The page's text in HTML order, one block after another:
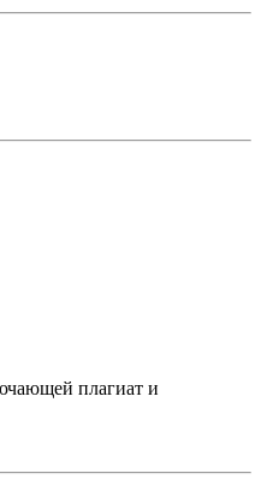
плагиат и